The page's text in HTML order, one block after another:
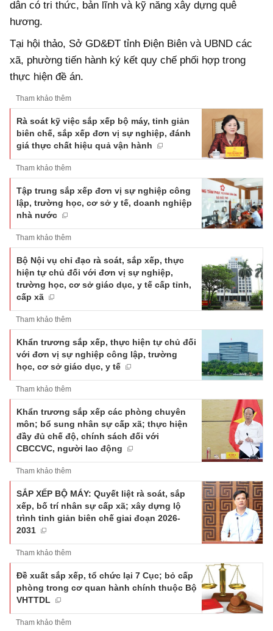
dân có tri thức, bản lĩnh và kỹ năng xây dựng quê
hương.
Tại hội thảo, Sở GD&ĐT tỉnh Điện Biên và UBND các
xã, phường tiến hành ký kết quy chế phối hợp trong
thực hiện đề án.
Tham khảo thêm
Rà soát kỹ việc sắp xếp bộ máy, tinh giản
biên chế, sắp xếp đơn vị sự nghiệp, đánh
giá thực chất hiệu quả vận hành
Tham khảo thêm
Tập trung sắp xếp đơn vị sự nghiệp công
lập, trường học, cơ sở y tế, doanh nghiệp
nhà nước
Tham khảo thêm
Bộ Nội vụ chỉ đạo rà soát, sắp xếp, thực
hiện tự chủ đối với đơn vị sự nghiệp,
trường học, cơ sở giáo dục, y tế cấp tỉnh,
cấp xã
Tham khảo thêm
Khẩn trương sắp xếp, thực hiện tự chủ đối
với đơn vị sự nghiệp công lập, trường
học, cơ sở giáo dục, y tế
Tham khảo thêm
Khẩn trương sắp xếp các phòng chuyên
môn; bổ sung nhân sự cấp xã; thực hiện
đầy đủ chế độ, chính sách đối với
CBCCVC, người lao động
Tham khảo thêm
SẮP XẾP BỘ MÁY: Quyết liệt rà soát, sắp
xếp, bố trí nhân sự cấp xã; xây dựng lộ
trình tinh giản biên chế giai đoạn 2026-
2031
Tham khảo thêm
Đề xuất sắp xếp, tổ chức lại 7 Cục; bỏ cấp
phòng trong cơ quan hành chính thuộc Bộ
VHTTDL
Tham khảo thêm